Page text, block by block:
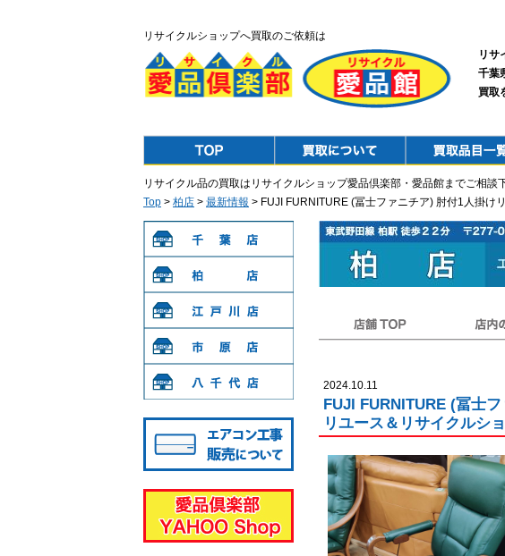
リサイクルショップへ買取のご依頼は
リサ
千葉
買取
リサイクル品の買取はリサイクルショップ愛品倶楽部・愛品館までご相談
Top > 柏店 > 最新情報 > FUJI FURNITURE (冨士ファニチア) 肘付1人掛け
2024.10.11
FUJI FURNITURE (冨士
リユース＆リサイクルシ